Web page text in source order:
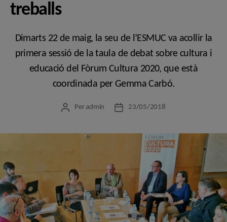
treballs
Dimarts 22 de maig, la seu de l’ESMUC va acollir la
primera sessió de la taula de debat sobre cultura i
educació del Fòrum Cultura 2020, que està
coordinada per Gemma Carbó.
Autor
Per admin
Data23/05/2018